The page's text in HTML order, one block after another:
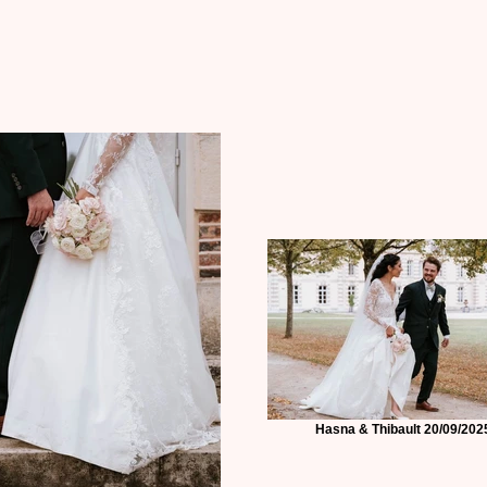
Hasna & Thibault 20/09/